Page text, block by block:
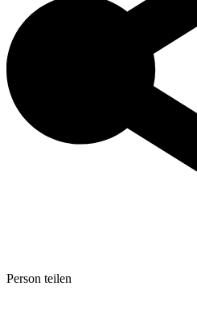
Person teilen